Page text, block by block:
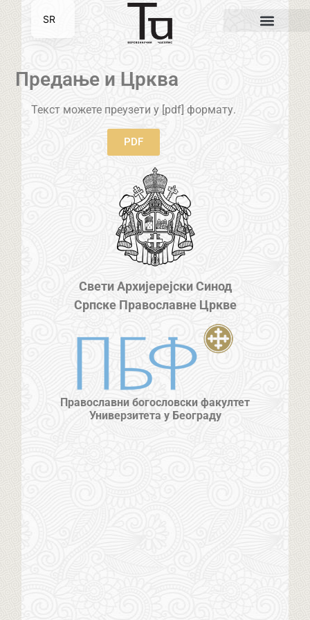
Предање и Црква
Текст можете преузети у [pdf] формату.
PDF
Свети Архијерејски Синод
Српске Православне Цркве
Православни богословски факултет
Универзитета у Београду
SR
EN